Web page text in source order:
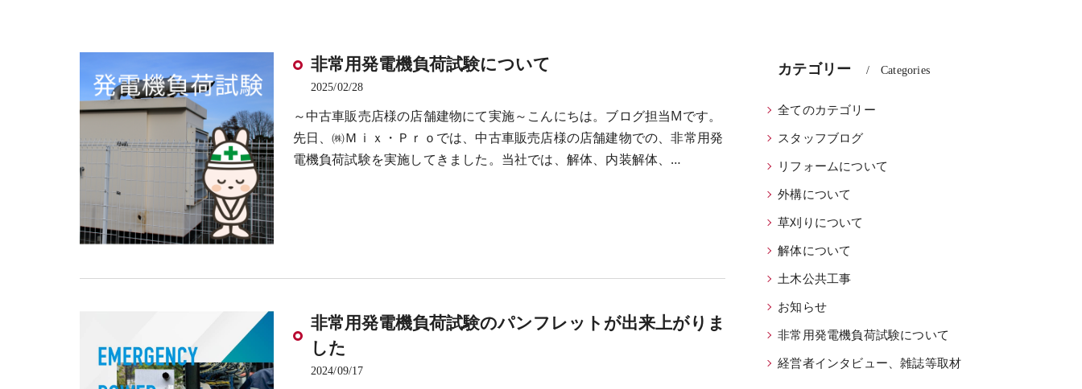
非常用発電機負荷試験について
2025/02/28
～中古車販売店様の店舗建物にて実施～こんにちは。ブログ担当Mです。
先日、㈱Ｍｉｘ・Ｐｒｏでは、中古車販売店様の店舗建物での、非常用発
電機負荷試験を実施してきました。当社では、解体、内装解体、…
非常用発電機負荷試験のパンフレットが出来上がりま
した
2024/09/17
カテゴリー Categories
全てのカテゴリー
スタッフブログ
リフォームについて
外構について
草刈りについて
解体について
土木公共工事
お知らせ
非常用発電機負荷試験について
経営者インタビュー、雑誌等取材